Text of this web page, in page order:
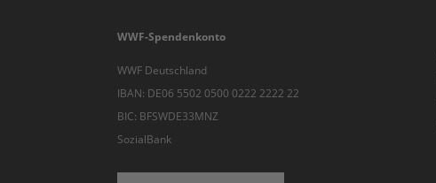
WWF-Spendenkonto
WWF Deutschland
IBAN: DE06 5502 0500 0222 2222 22
BIC: BFSWDE33MNZ
SozialBank